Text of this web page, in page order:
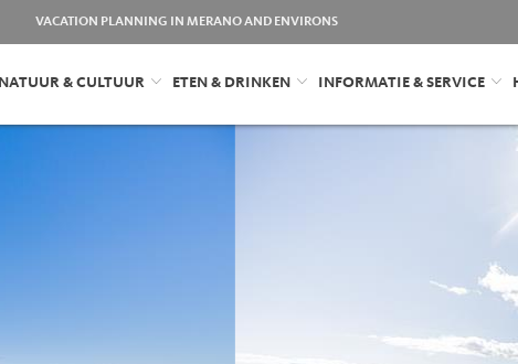
VACATION PLANNING IN MERANO AND ENVIRONS
NATUUR & CULTUUR ETEN & DRINKEN INFORMATIE & SERVICE